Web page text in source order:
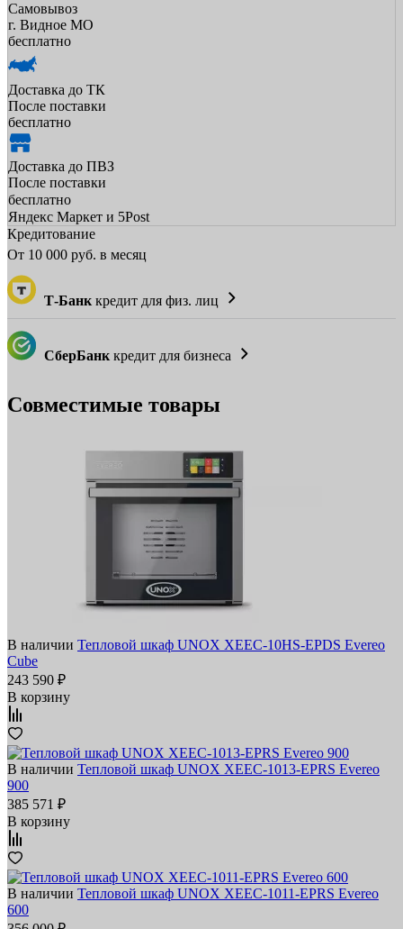
Самовывоз
г. Видное МО
бесплатно
Доставка до ТК
После поставки
бесплатно
Доставка до ПВЗ
После поставки
бесплатно
Яндекс Маркет и 5Post
Кредитование
От 10 000 руб. в месяц
Т-Банк кредит для физ. лиц
СберБанк кредит для бизнеса
Совместимые товары
В наличии Тепловой шкаф UNOX XEEC-10HS-EPDS Evereo
Cube
243 590 ₽
В корзину
В наличии Тепловой шкаф UNOX XEEC-1013-EPRS Evereo
900
385 571 ₽
В корзину
В наличии Тепловой шкаф UNOX XEEC-1011-EPRS Evereo
600